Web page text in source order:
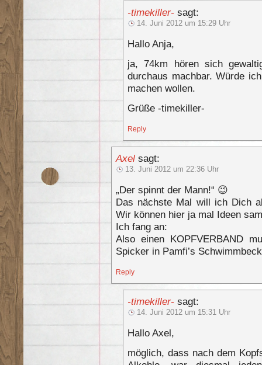
-timekiller- sagt:
14. Juni 2012 um 15:29 Uhr
Hallo Anja,
ja, 74km hören sich
durchaus machbar. Würde
machen wollen.
Grüße -timekiller-
Reply
Axel sagt:
13. Juni 2012 um 22:36 Uhr
„Der spinnt der Mann!“ 😉
Das nächste Mal will ich Dich
Wir können hier ja mal Ideen
Ich fang an:
Also einen KOPFVERBAND
Spicker in Pamfi’s
Reply
-timekiller- sagt:
14. Juni 2012 um 15:31 Uhr
Hallo Axel,
möglich, dass nach dem